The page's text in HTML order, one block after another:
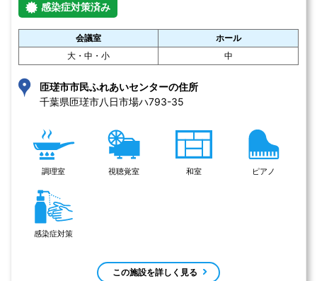
感染症対策済み
会議室
ホール
大・中・小
中
匝瑳市市民ふれあいセンターの住所
千葉県匝瑳市八日市場ハ793-35
調理室 視聴覚室 和室 ピアノ
感染症対策
この施設を詳しく見る